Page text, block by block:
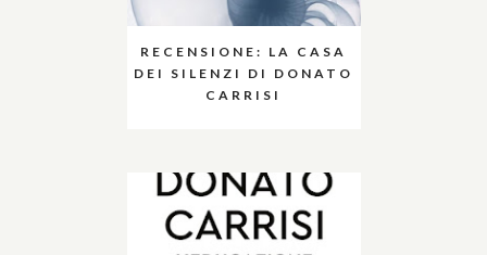
RECENSIONE: LA CASA
DEI SILENZI DI DONATO
CARRISI